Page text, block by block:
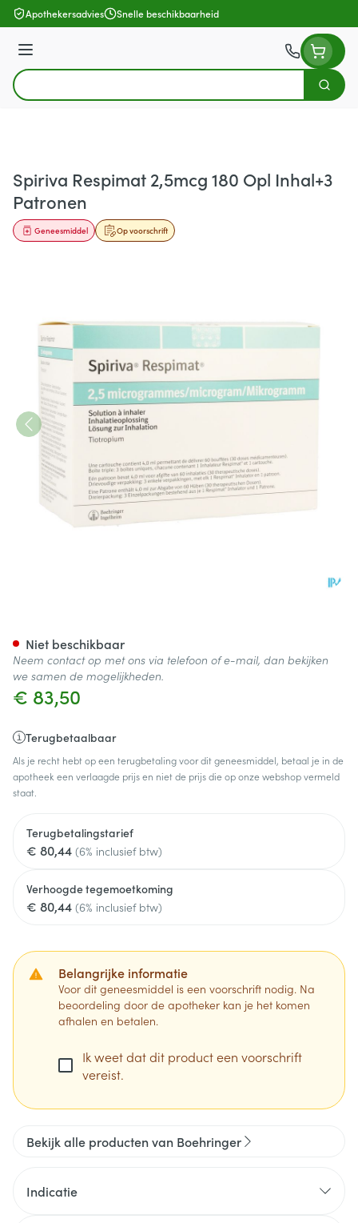
Ga naar de inhoud
Apothekersadvies Snelle beschikbaarheid
Menu
Product, merk, categorie...
Zoek
Spiriva Respimat 2,5mcg 180 Opl Inhal+3
Patronen
Op voorschrift
Geneesmiddel
€ 83,50
Terugbetaalbaar
Als je recht hebt op een terugbetaling voor dit geneesmiddel, betaal je in de
apotheek een verlaagde prijs en niet de prijs die op onze webshop vermeld
staat.
Terugbetalingstarief
€ 80,44 (6% inclusief btw)
Verhoogde tegemoetkoming
€ 80,44 (6% inclusief btw)
Belangrijke informatie
Voor dit geneesmiddel is een voorschrift nodig. Na
beoordeling door de apotheker kan je het komen
afhalen en betalen.
Ik weet dat dit product een voorschrift
vereist.
Niet beschikbaar
Neem contact op met ons via telefoon of e-mail, dan bekijken
we samen de mogelijkheden.
Bekijk alle producten van Boehringer
Indicatie